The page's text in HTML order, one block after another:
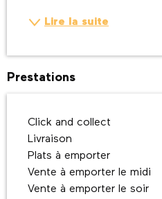
Lire la suite
Prestations
Click and collect
Livraison
Plats à emporter
Vente à emporter le midi
Vente à emporter le soir